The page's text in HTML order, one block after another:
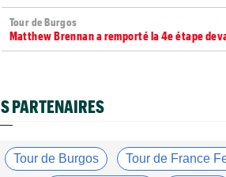
Tour de Burgos
Matthew Brennan a remporté la 4e étape
Tour de France Femmes
Ventoux"
PARTENAIRES
Tour de Burgos Tour de France